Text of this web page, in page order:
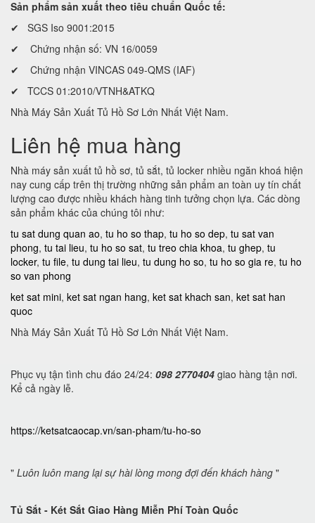
Sản phẩm sản xuất theo tiêu chuẩn Quốc tế:
✔ SGS Iso 9001:2015
✔ Chứng nhận số: VN 16/0059
✔ Chứng nhận VINCAS 049-QMS (IAF)
✔ TCCS 01:2010/VTNH&ATKQ
Nhà Máy Sản Xuất Tủ Hồ Sơ Lớn Nhất Việt Nam.
Liên hệ mua hàng
Nhà máy sản xuất tủ hồ sơ, tủ sắt, tủ locker nhiều ngăn khoá hiện
nay cung cấp trên thị trường những sản phẩm an toàn uy tín chất
lượng cao được nhiều khách hàng tinh tưởng chọn lựa. Các dòng
sản phẩm khác của chúng tôi như:
tu sat dung quan ao, tu ho so thap, tu ho so dep, tu sat van
phong, tu tai lieu, tu ho so sat, tu treo chia khoa, tu ghep, tu
locker, tu file, tu dung tai lieu, tu dung ho so, tu ho so gia re, tu ho
so van phong
ket sat mini, ket sat ngan hang, ket sat khach san, ket sat han
quoc
Nhà Máy Sản Xuất Tủ Hồ Sơ Lớn Nhất Việt Nam.
Phục vụ tận tình chu đáo 24/24: 098 2770404 giao hàng tận nơi.
Kể cả ngày lễ.
https://ketsatcaocap.vn/san-pham/tu-ho-so
" Luôn luôn mang lại sự hài lòng mong đợi đến khách hàng "
Tủ Sắt - Két Sắt Giao Hàng Miễn Phí Toàn Quốc